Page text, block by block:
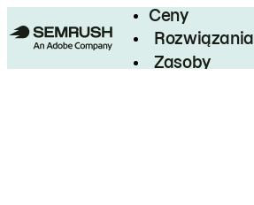
Ceny
Rozwiązania
Zasoby